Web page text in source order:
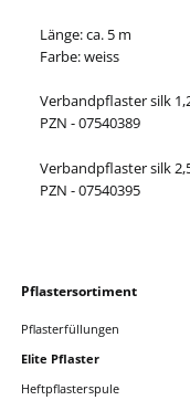
Länge: ca. 5 m
Farbe: weiss
Verbandpflaster silk
PZN - 07540389
Verbandpflaster silk
PZN - 07540395
Navigation
Pflastersortiment
Pflasterfüllungen
Elite Pflaster
Heftpflasterspule